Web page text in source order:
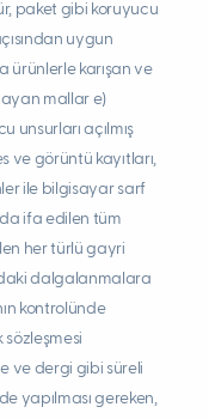
paket gibi koruyucu
uygun
ürünlerle karışan ve
mallar e)
unsurları açılmış
ve görüntü kayıtları,
ile bilgisayar sarf
ifa edilen tüm
her türlü gayri
dalgalanmalara
kontrolünde
ve dergi gibi süreli
yapılması gereken,